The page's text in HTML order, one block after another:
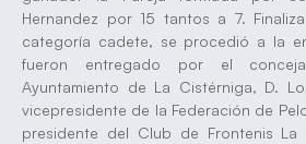
Hernandez por 15 tantos a 7.
categoría cadete, se procedió a la
fueron entregado por el
Ayuntamiento de La Cistérniga, D.
vicepresidente de la Federación de
presidente del Club de Frontenis La